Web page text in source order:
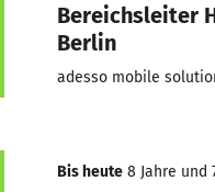
Bereichsleiter
Berlin
adesso mobile
Bis heute 8 Jahre und